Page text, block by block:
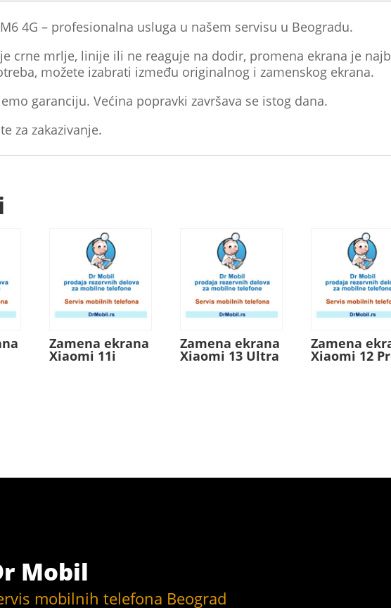
4G – profesionalna usluga u našem servisu u Beogradu.
crne mrlje, linije ili ne reaguje na dodir, promena ekrana je
možete izabrati između originalnog i zamenskog ekrana.
garanciju. Većina popravki završava se istog dana.
za zakazivanje.
Zamena ekrana
Xiaomi 11i
Zamena ekrana
Xiaomi 13 Ultra
Zamena
Xiaomi 12
Mobil
mobilnih telefona Beograd